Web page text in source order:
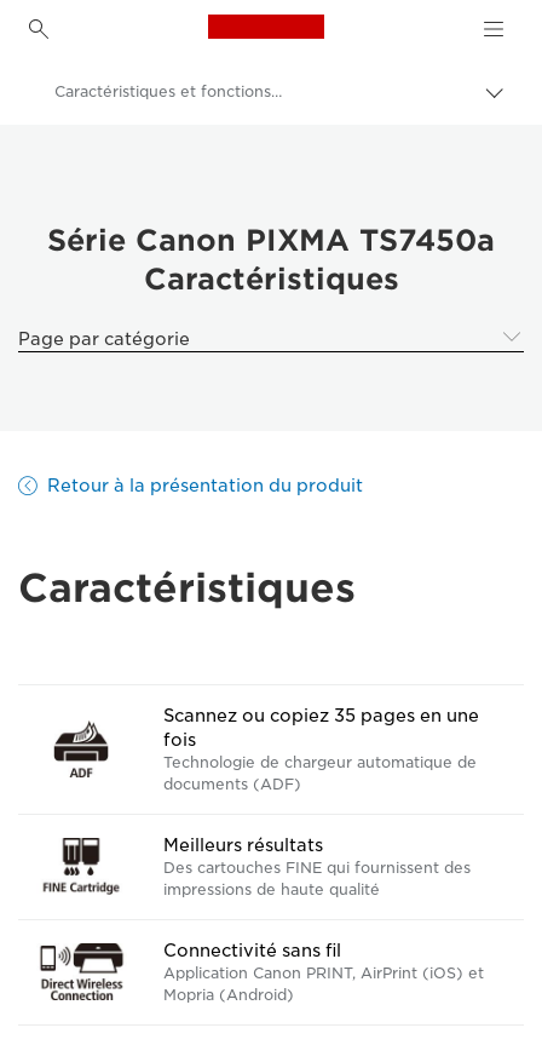
Canon Logo, back to
Imprimante avec chargeur automatique de documents de la série Canon PIXMA TS7450a
Caractéristiques et fonctions : imprimante Canon PIXMA TS7450a
Série Canon PIXMA TS7450a
Caractéristiques
Page par catégorie
Retour à la présentation du produit
Caractéristiques
Scannez ou copiez 35 pages en une
fois
Technologie de chargeur automatique de
documents (ADF)
Meilleurs résultats
Des cartouches FINE qui fournissent des
impressions de haute qualité
Connectivité sans fil
Application Canon PRINT, AirPrint (iOS) et
Mopria (Android)